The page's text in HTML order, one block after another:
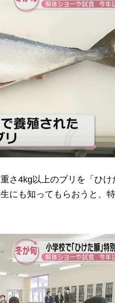
さ4kg以上のブリを「ひけ
にも知ってもらおうと、